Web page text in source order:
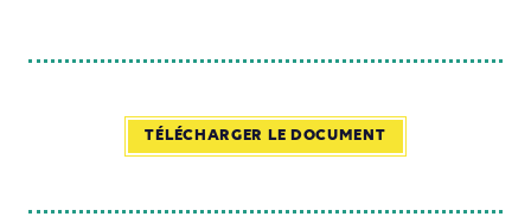
TÉLÉCHARGER LE DOCUMENT